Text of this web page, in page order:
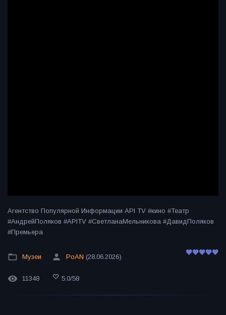
Агентство Популярной Информации API TV #кино #Театр
#АндрейПоляков #APITV #СветланаМельникова #ДавидПоляков
#Премьера
Музеи PoAN (28.06.2026)
11348 5.0/58